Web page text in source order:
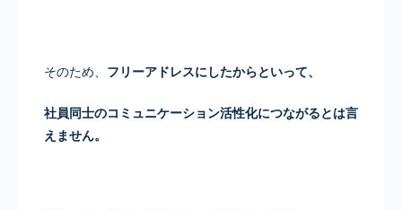
そのため、 フリーアドレスにしたからといって、
社員同士のコミュニケーション活性化につながるとは言
えません。